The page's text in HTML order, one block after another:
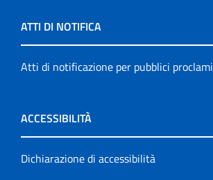
ATTI DI NOTIFICA
Atti di notificazione per pubblici proclami
ACCESSIBILITÀ
Dichiarazione di accessibilità